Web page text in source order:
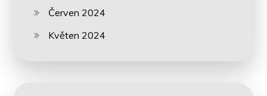
Červen 2024
Květen 2024